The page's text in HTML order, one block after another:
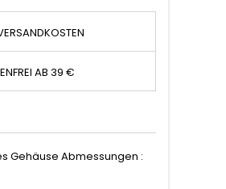
AB 39 €
Gehäuse Abmessungen :